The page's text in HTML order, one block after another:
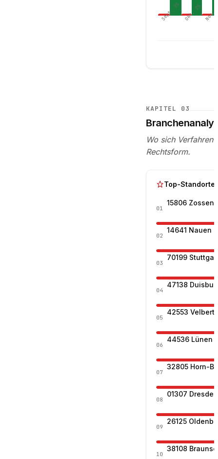
Sept. 25Okt. 25
KAPITEL 03
Wo sich
Rechtsform.
Top-Standorte
01
15806 Zossen
02
14641 Nauen
03
70199
04
47138
05
42553 Velbert
06
44536 Lünen
07
32805 Horn-
08
01307 Dresden
09
26125
10
38108